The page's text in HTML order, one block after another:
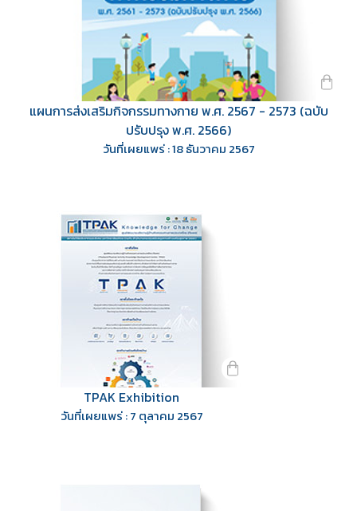
แผนการส่งเสริมกิจกรรมทางกาย พ.ศ. 2567 - 2573 (ฉบับ
ปรับปรุง พ.ศ. 2566)
วันที่เผยแพร่ : 18 ธันวาคม 2567
TPAK Exhibition
วันที่เผยแพร่ : 7 ตุลาคม 2567